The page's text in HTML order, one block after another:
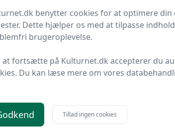
naturromantik og en af Disneys
minutters bittersød Pixar-perfektion
version gør den lille elefants
sin agern, mens Manny, Sid og Diego
benytter cookies for at optimere din
Dette hjælper os med at tilpasse
brugeroplevelse.
at fortsætte på Kulturnet.dk accepterer du
Du kan læse mere om vores
Tillad ingen cookies